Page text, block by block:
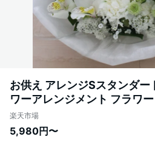
お供え アレンジSスタンダー
ワーアレンジメント フラワ
ンジ 供花 お悔やみ 花 お供え
供え 法事 お供え花 お悔やみ
楽天市場
5,980円〜